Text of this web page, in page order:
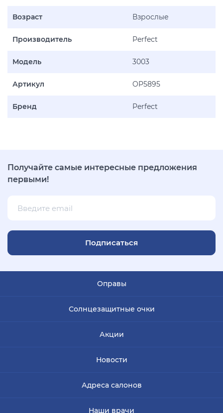
Возраст Взрослые
Производитель Perfect
Модель 3003
Артикул OP5895
Бренд Perfect
Получайте самые интересные предложения
первыми!
Подписаться
Оправы
Солнцезащитные очки
Акции
Новости
Адреса салонов
Наши врачи